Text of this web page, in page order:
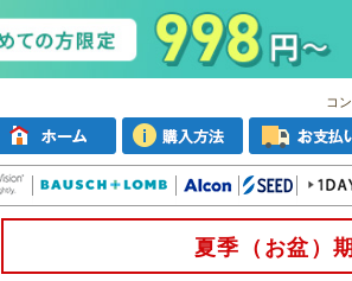
コ
夏季（お盆）